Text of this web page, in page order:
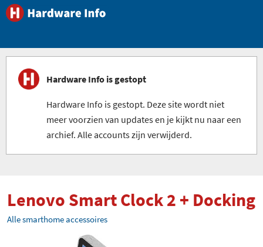
Hardware Info is gestopt
Hardware Info is gestopt. Deze site wordt niet
meer voorzien van updates en je kijkt nu naar een
archief. Alle accounts zijn verwijderd.
Lenovo Smart Clock 2 + Docking
Alle smarthome accessoires